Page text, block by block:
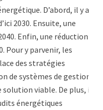
D’abord, il y a
2030. Ensuite, une
Enfin, une réduction
Pour y parvenir, les
des stratégies
de systèmes de gestion
viable. De plus, il
énergétiques